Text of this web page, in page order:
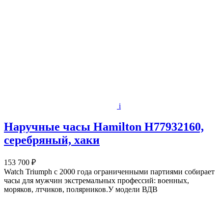
i
Наручные часы Hamilton H77932160,
серебряный, хаки
153 700 ₽
Watch Triumph с 2000 года ограниченными партиями собирает
часы для мужчин экстремальных профессий: военных,
моряков, лтчиков, полярников.У модели ВДВ